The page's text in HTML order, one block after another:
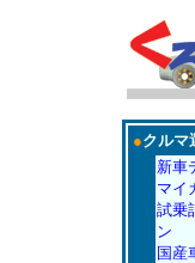
●クルマ
新車
マイ
試乗
ン
国産